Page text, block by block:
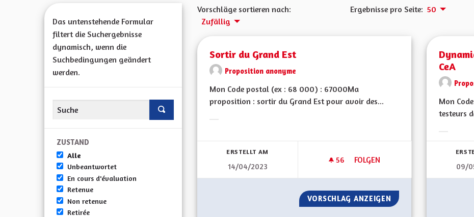
Das untenstehende Formular
filtert die Suchergebnisse
dynamisch, wenn die
Suchbedingungen geändert
werden.
ZUSTAND
Alle
Unbeantwortet
En cours d'évaluation
Retenue
Non retenue
Retirée
Vorschläge sortieren nach:
Zufällig
Ergebnisse pro Seite: 50
Sortir du Grand Est
Proposition anonyme
Mon Code postal (ex : 68 000) : 67000Ma
proposition : sortir du Grand Est pour avoir des...
ERSTELLT AM
14/04/2023
56 56 FOLLOWER
FOLGEN
SORTIR DU GRAND EST
VORSCHLAG ANZEIGEN SORTIR DU GRAND EST
CeA
Mon
testeurs
09/